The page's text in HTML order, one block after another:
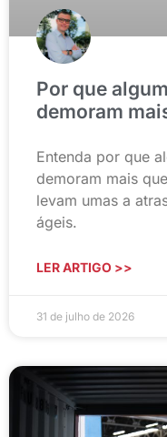
Por que
demoram
Entenda por que
demoram mais
levam umas a
ágeis.
LER ARTIGO >>
31 de julho de 2026